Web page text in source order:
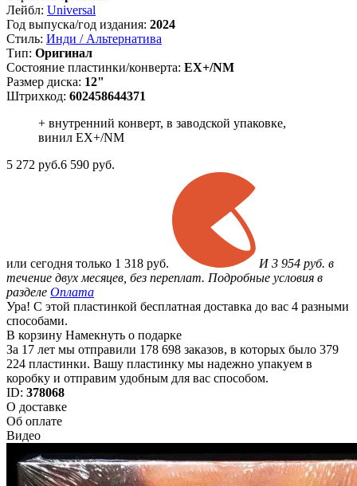
Лейбл: Universal
Год выпуска/год издания: 2024
Стиль: Инди / Альтернатива
Тип: Оригинал
Состояние пластинки/конверта: EX+/NM
Размер диска: 12"
Штрихкод: 602458644371
+ внутренний конверт, в заводской упаковке,
винил EX+/NM
5 272 руб.6 590 руб.
или сегодня только 1 318 руб.
И 3 954 руб. в
течение двух месяцев, без переплат. Подробные условия в
разделе Оплата
Ура! С этой пластинкой бесплатная доставка до вас 4 разными
способами.
В корзину Намекнуть о подарке
За 17 лет мы отправили 178 698 заказов, в которых было 379
224 пластинки. Вашу пластинку мы надежно упакуем в
коробку и отправим удобным для вас способом.
ID: 378068
О доставке
Об оплате
Видео